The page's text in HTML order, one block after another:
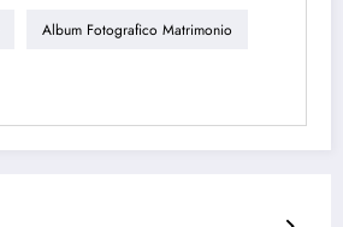
Album Fotografico Matrimonio